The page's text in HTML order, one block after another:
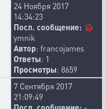
24 Ноября 2017
14:34:23
Посл. сообщение: 🐞
ymnik
Автор: francojames
Ответы: 1
Просмотры: 8659
7 Сентября 2017
21:09:49